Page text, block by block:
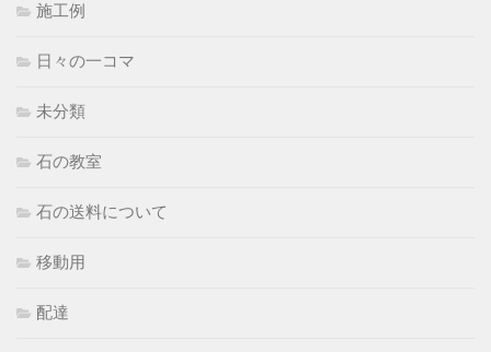
施工例
日々の一コマ
未分類
石の教室
石の送料について
移動用
配達